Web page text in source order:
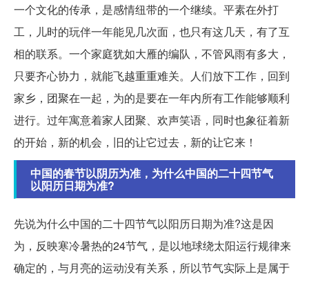
一个文化的传承，是感情纽带的一个继续。平素在外打
工，儿时的玩伴一年能见几次面，也只有这几天，有了互
相的联系。一个家庭犹如大雁的编队，不管风雨有多大，
只要齐心协力，就能飞越重重难关。人们放下工作，回到
家乡，团聚在一起，为的是要在一年内所有工作能够顺利
进行。过年寓意着家人团聚、欢声笑语，同时也象征着新
的开始，新的机会，旧的让它过去，新的让它来！
中国的春节以阴历为准，为什么中国的二十四节气
以阳历日期为准?
先说为什么中国的二十四节气以阳历日期为准?这是因
为，反映寒冷暑热的24节气，是以地球绕太阳运行规律来
确定的，与月亮的运动没有关系，所以节气实际上是属于